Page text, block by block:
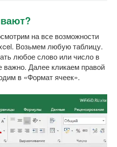
на все возможности
Возьмем любую таблицу.
любое слово или число в
важно. Далее кликаем правой
в «Формат ячеек».